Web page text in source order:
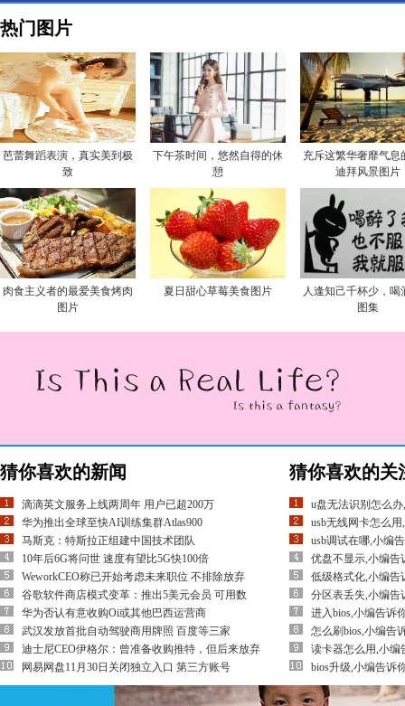
热门图片
芭蕾舞蹈表演，真实美到极
致
下午茶时间，悠然自得的休
憩
充斥这繁华奢靡气息
迪拜风景图片
肉食主义者的最爱美食烤肉
图片
夏日甜心草莓美食图片
人逢知己千杯少，喝
图集
猜你喜欢的新闻
滴滴英文服务上线两周年 用户已超200万
华为推出全球至快AI训练集群Atlas900
马斯克：特斯拉正组建中国技术团队
10年后6G将问世 速度有望比5G快100倍
WeworkCEO称已开始考虑未来职位 不排除放弃
谷歌软件商店模式变革：推出5美元会员 可用数
华为否认有意收购Oi或其他巴西运营商
武汉发放首批自动驾驶商用牌照 百度等三家
迪士尼CEO伊格尔：曾准备收购推特，但后来放弃
网易网盘11月30日关闭独立入口 第三方账号
猜你喜欢的关
u盘无法识别怎么
usb无线网卡怎么
usb调试在哪,小编
优盘不显示,小编告
低级格式化,小编告
分区表丢失,小编告
进入bios,小编告诉
怎么刷bios,小编告
读卡器怎么用,小编
bios升级,小编告诉